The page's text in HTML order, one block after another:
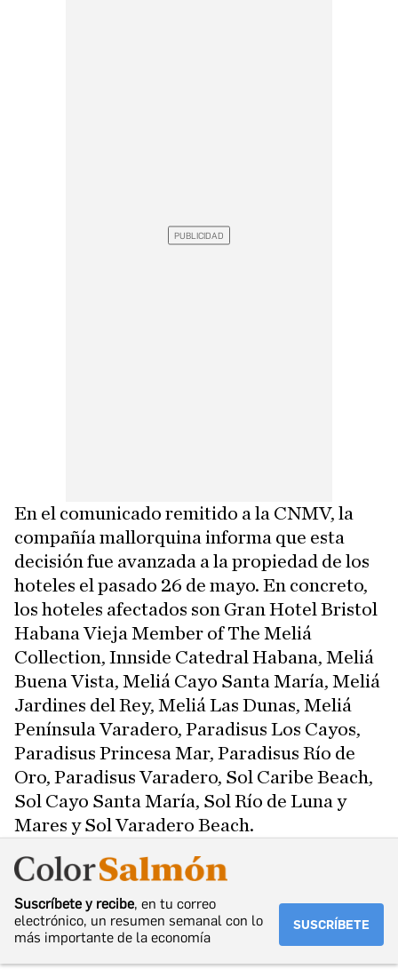
En el comunicado remitido a la CNMV, la
compañía mallorquina informa que esta
decisión fue avanzada a la propiedad de los
hoteles el pasado 26 de mayo. En concreto,
los hoteles afectados son Gran Hotel Bristol
Habana Vieja Member of The Meliá
Collection, Innside Catedral Habana, Meliá
Buena Vista, Meliá Cayo Santa María, Meliá
Jardines del Rey, Meliá Las Dunas, Meliá
Península Varadero, Paradisus Los Cayos,
Paradisus Princesa Mar, Paradisus Río de
Oro, Paradisus Varadero, Sol Caribe Beach,
Sol Cayo Santa María, Sol Río de Luna y
Mares y Sol Varadero Beach.
Suscríbete y recibe, en tu correo
electrónico, un resumen semanal con lo
más importante de la economía
SUSCRÍBETE